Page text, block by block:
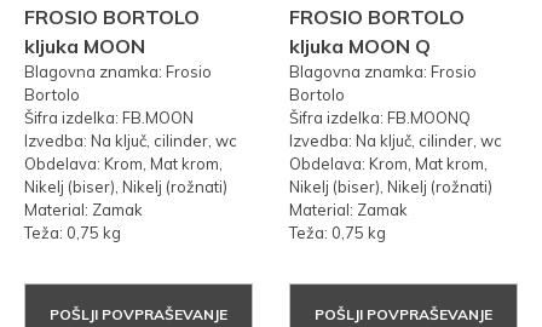
FROSIO BORTOLO
kljuka MOON
Blagovna znamka: Frosio
Bortolo
Šifra izdelka: FB.MOON
Izvedba: Na ključ, cilinder, wc
Obdelava: Krom, Mat krom,
Nikelj (biser), Nikelj (rožnati)
Material: Zamak
Teža: 0,75 kg
POŠLJI POVPRAŠEVANJE
FROSIO BORTOLO
kljuka MOON Q
Blagovna znamka: Frosio
Bortolo
Šifra izdelka: FB.MOONQ
Izvedba: Na ključ, cilinder, wc
Obdelava: Krom, Mat krom,
Nikelj (biser), Nikelj (rožnati)
Material: Zamak
Teža: 0,75 kg
POŠLJI POVPRAŠEVANJE